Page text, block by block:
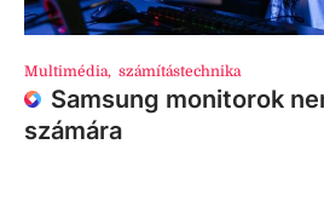
Multimédia, számítástechnika
Samsung monitorok
számára